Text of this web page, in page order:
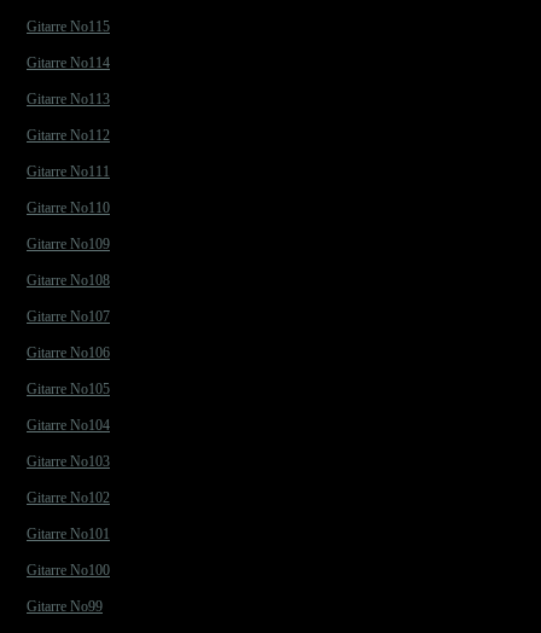
Gitarre No115
Gitarre No114
Gitarre No113
Gitarre No112
Gitarre No111
Gitarre No110
Gitarre No109
Gitarre No108
Gitarre No107
Gitarre No106
Gitarre No105
Gitarre No104
Gitarre No103
Gitarre No102
Gitarre No101
Gitarre No100
Gitarre No99